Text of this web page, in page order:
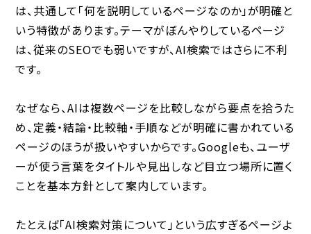
は、共通して「何を説明しているページなのか」が明確と
いう特徴があります。テーマがぼんやりしているページ
は、従来のSEOでも弱いですが、AI検索ではさらに不利
です。
なぜなら、AIは複数ページを比較しながら要点を拾うた
め、定義・結論・比較軸・手順などが明確に書かれている
ページのほうが扱いやすいからです。Googleも、ユーザ
ーが使う言葉をタイトルや見出しなど目立つ場所に置く
ことを基本方針として案内しています。
たとえば「AI検索対策について」という広すぎるページよ